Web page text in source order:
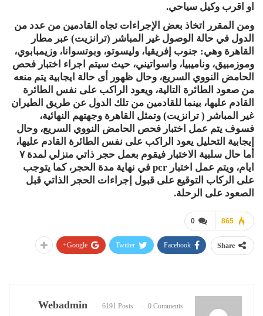
او اقرب وكيل سياحي.
ومن المقرر اتخاذ بعض الإجراءات تجاه القادمين من عدد من
الدول في حالة الوصول غير المباشر (ترانزيت) عبر مطار
القاهرة وهي: جنوب إفريقيا، وليسوتو، وبوتسوانا، وزيمبابوي،
وموزمبيق، وناميبيا، واسواتيني، حيث سيتم اجراء اختبار فحص
الحامض النووي السريع، وحال ظهور أى حالة ايجابية يتم منعه
من صعود الطائرة التالية، ويعود الراكب على نفس الطائرة
القادم عليها، بينما للقادمين من تلك الدول عن طريق الطيران
غير المباشر ( ترانزيت) وتمثل القاهرة وجهتهم النهائية،
فسوف يتم عمل اختبار فحص الحامض النووي السريع، وحال
إيجابية التحليل يعود الراكب على نفس الطائرة القادم عليها،
أما حال سلبية الاختبار فيقوم بعمل حجر ذاتي منزلي لمدة ٧
ايام، ويتم عمل اختبار pcr في نهاية مدة الحجر، كما يتوجب
على الركاب التوقيع على قبول إجراءات الحجر الذاتي قبل
الصعود على الرحلة.
0 865
Share
Facebook
Twitter
Google+
Webadmin 6191 Posts 0 Comments